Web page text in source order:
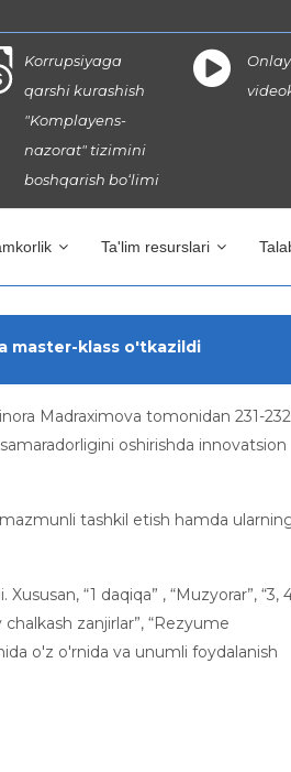
Korrupsiyaga
qarshi kurashish
"Komplayens-
nazorat" tizimini
boshqarish bo‘limi
Ta'lim resurslari
master-klass o'tkazildi
Madraximova tomonidan 231-
oshirishda innovatsion
tashkil etish hamda
“1 daqiqa” , “Muzyorar”, “3,
zanjirlar”, “Rezyume
o'z o'rnida va unumli foydalanish